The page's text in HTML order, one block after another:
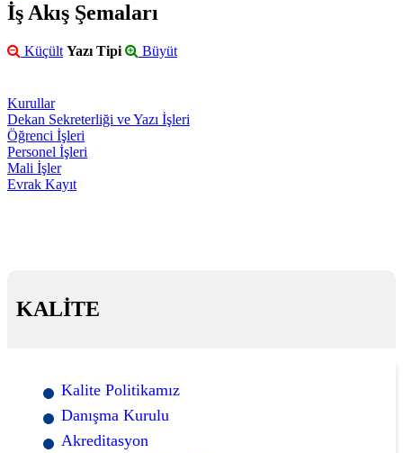
İş Akış Şemaları
Küçült Yazı Tipi Büyüt
Kurullar
Dekan Sekreterliği ve Yazı İşleri
Öğrenci İşleri
Personel İşleri
Mali İşler
Evrak Kayıt
KALİTE
Kalite Politikamız
Danışma Kurulu
Akreditasyon